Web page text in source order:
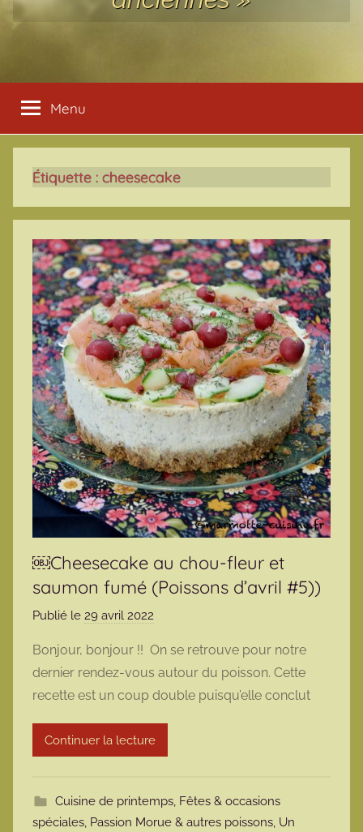
Menu
Étiquette : cheesecake
￼Cheesecake au chou-fleur et
saumon fumé (Poissons d’avril #5))
Publié le 29 avril 2022
r
m
a
r
m
t
e
Bonjour, bonjour !! On se retrouve pour notre
dernier rendez-vous autour du poisson. Cette
recette est un coup double puisqu’elle conclut
Continuer la lecture
Cuisine de printemps, Fêtes & occasions
spéciales, Passion Morue & autres poissons, Un